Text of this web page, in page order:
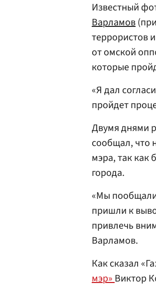
Известный
Варламов
террористов
от омской
которые
«Я дал
пройдет
Двумя днями
сообщал, что
мэра, так как
города.
«Мы
пришли к
привлечь
Варламов.
Как сказал
мэр»Виктор